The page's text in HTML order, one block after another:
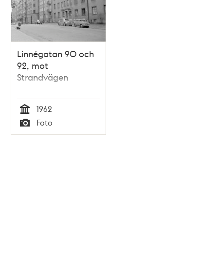
Linnégatan 90 och
92, mot
Strandvägen
Tid
1962
Typ
Foto